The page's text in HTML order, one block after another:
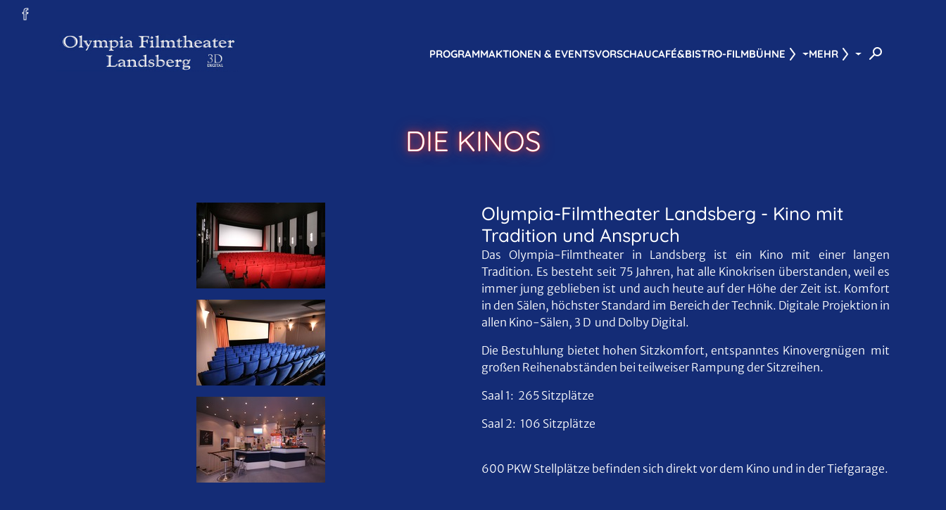
PROGRAMMAKTIONEN & EVENTSVORSCHAUCAFÉ&BISTRO-FILMBÜHNE MEHR
DIE KINOS
Olympia-Filmtheater Landsberg - Kino mit
Tradition und Anspruch
Das Olympia-Filmtheater in Landsberg ist ein Kino mit einer langen
Tradition. Es besteht seit 75 Jahren, hat alle Kinokrisen überstanden, weil es
immer jung geblieben ist und auch heute auf der Höhe der Zeit ist. Komfort
in den Sälen, höchster Standard im Bereich der Technik. Digitale Projektion in
allen Kino-Sälen, 3 D und Dolby Digital.
Die Bestuhlung bietet hohen Sitzkomfort, entspanntes Kinovergnügen mit
großen Reihenabständen bei teilweiser Rampung der Sitzreihen.
Saal 1: 265 Sitzplätze
Saal 2: 106 Sitzplätze
600 PKW Stellplätze befinden sich direkt vor dem Kino und in der Tiefgarage.